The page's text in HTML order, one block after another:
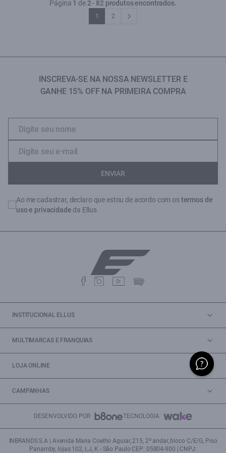
Página 1 de 2- 82 produtos encontrados.
1 2
INSCREVA-SE NA NOSSA NEWSLETTER E
GANHE 15% OFF NA PRIMEIRA COMPRA
ENVIAR
Ao me cadastrar, declaro que estou de acordo com ostermos de
uso e privacidade da Ellus
INSTITUCIONAL ELLUS
MULTIMARCAS E FRANQUIAS
LOJA ONLINE
CAMPANHAS
DESENVOLVIDO POR TECNOLOGIA
INBRANDS S.A | Avenida Maria Coelho Aguiar, 215, 2º andar, bloco C/E/G, Piso
Panamby, lojas 102, I, J, K - São Paulo CEP: 05804-900 | CNPJ: